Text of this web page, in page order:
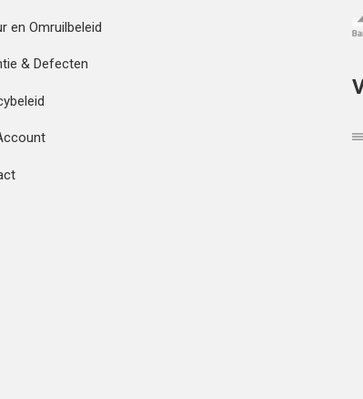
en Omruilbeleid
& Defecten